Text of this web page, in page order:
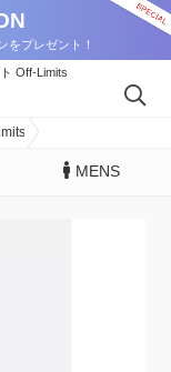
をプレゼント！
Off-Limits
MENS